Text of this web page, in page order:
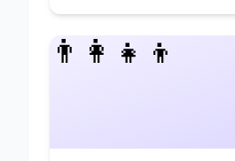
👨‍👩‍👧‍👦